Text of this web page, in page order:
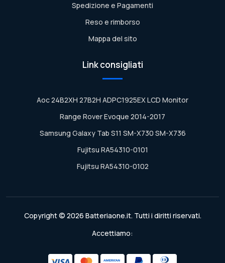
Spedizione e Pagamenti
Reso e rimborso
Mappa del sito
Link consigliati
Aoc 24B2XH 27B2H ADPC1925EX LCD Monitor
Range Rover Evoque 2014-2017
Samsung Galaxy Tab S11 SM-X730 SM-X736
Fujitsu RA54310-0101
Fujitsu RA54310-0102
Copyright © 2026 Batteriaone.it. Tutti i diritti riservati.
Accettiamo: